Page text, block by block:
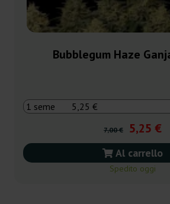
Bubblegum Haze
7,00 € 5,25 €
Al carrello
Spedito oggi